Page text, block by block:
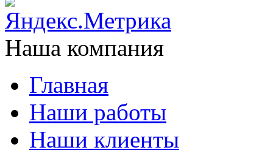
Наша компания
Главная
Наши работы
Наши клиенты